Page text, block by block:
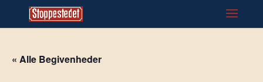
« Alle Begivenheder